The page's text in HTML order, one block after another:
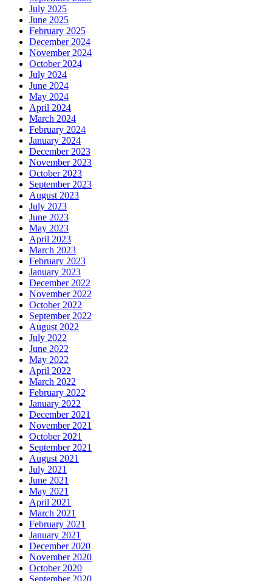
July 2025
June 2025
February 2025
December 2024
November 2024
October 2024
July 2024
June 2024
May 2024
April 2024
March 2024
February 2024
January 2024
December 2023
November 2023
October 2023
September 2023
August 2023
July 2023
June 2023
May 2023
April 2023
March 2023
February 2023
January 2023
December 2022
November 2022
October 2022
September 2022
August 2022
July 2022
June 2022
May 2022
April 2022
March 2022
February 2022
January 2022
December 2021
November 2021
October 2021
September 2021
August 2021
July 2021
June 2021
May 2021
April 2021
March 2021
February 2021
January 2021
December 2020
November 2020
October 2020
September 2020